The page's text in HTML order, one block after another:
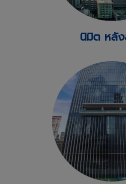
นิมิต หลั